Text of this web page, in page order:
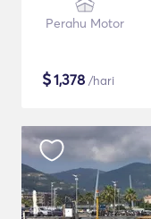
Perahu Motor
$1,378 /hari